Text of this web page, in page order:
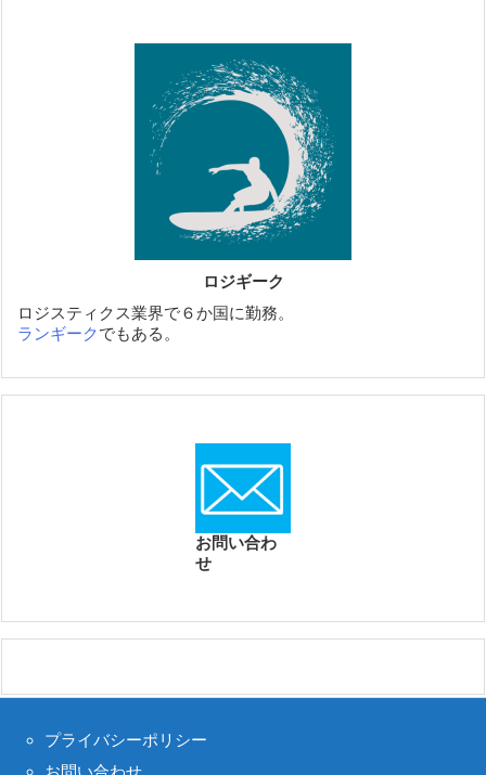
ロジギーク
ロジスティクス業界で６か国に勤務。
ランギークでもある。
お問い合わ
せ
プライバシーポリシー